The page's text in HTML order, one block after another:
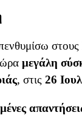
στους
μεγάλη
, στις 26